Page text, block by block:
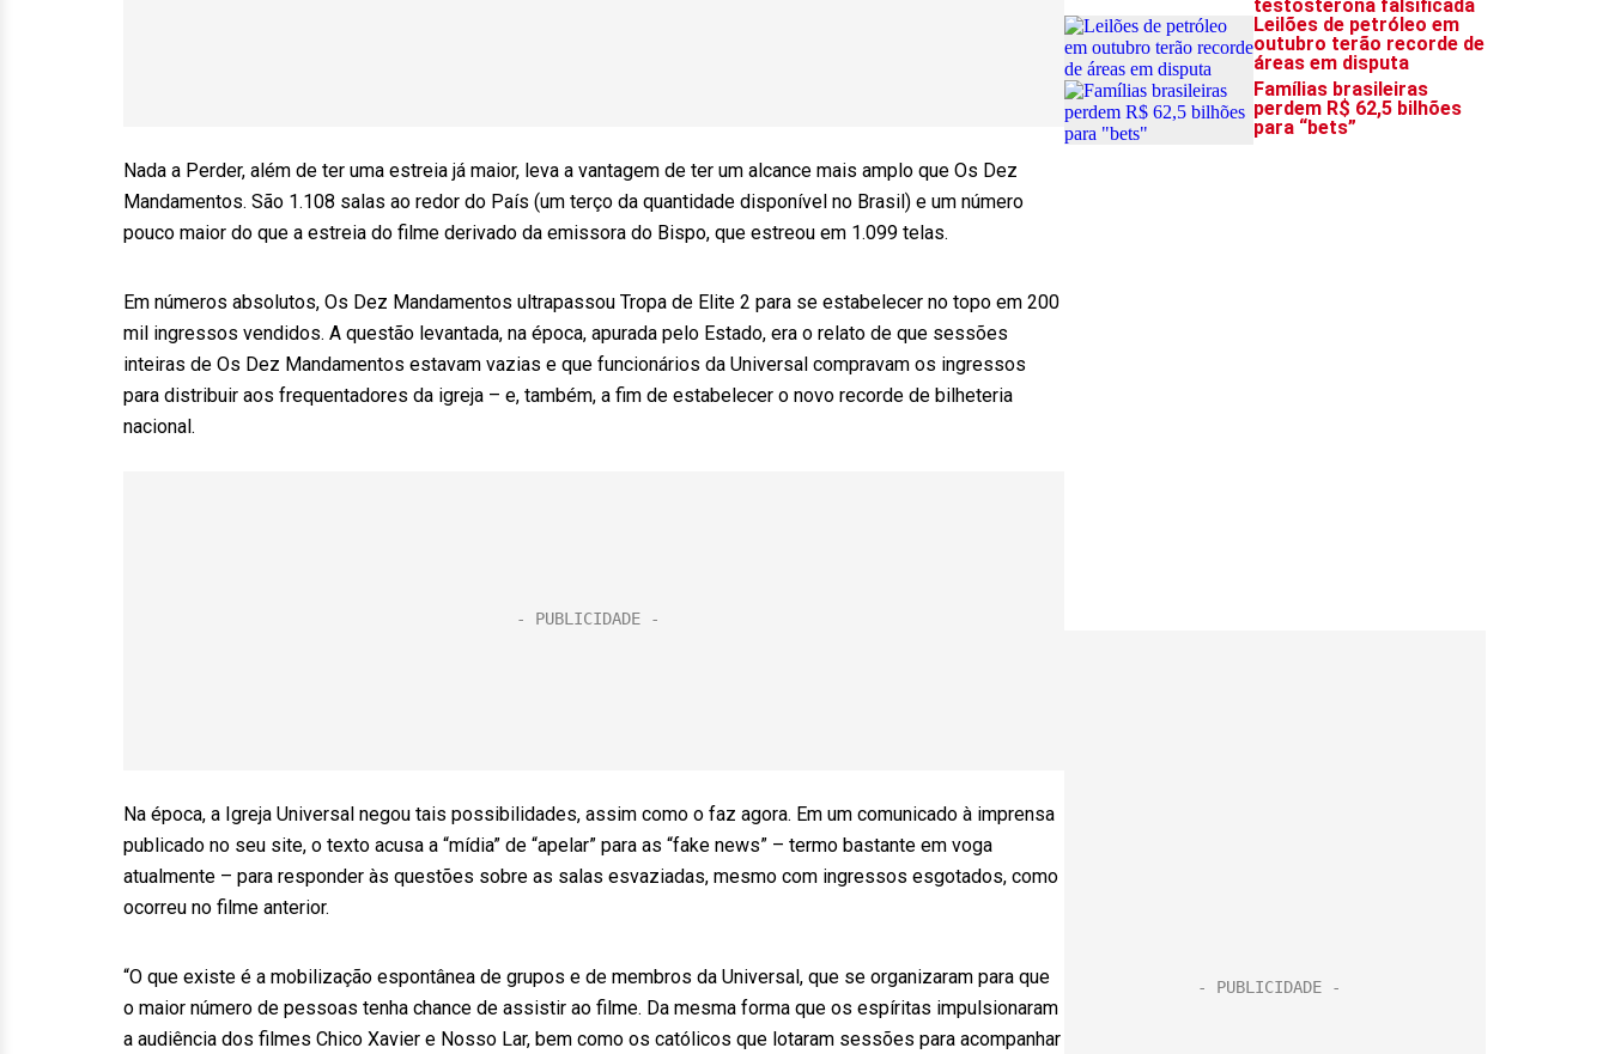
Nada a Perder, além de ter uma estreia já maior, leva a vantagem de ter um alcance mais amplo que Os Dez
Mandamentos. São 1.108 salas ao redor do País (um terço da quantidade disponível no Brasil) e um número
pouco maior do que a estreia do filme derivado da emissora do Bispo, que estreou em 1.099 telas.
Em números absolutos, Os Dez Mandamentos ultrapassou Tropa de Elite 2 para se estabelecer no topo em 200
mil ingressos vendidos. A questão levantada, na época, apurada pelo Estado, era o relato de que sessões
inteiras de Os Dez Mandamentos estavam vazias e que funcionários da Universal compravam os ingressos
para distribuir aos frequentadores da igreja – e, também, a fim de estabelecer o novo recorde de bilheteria
nacional.
Na época, a Igreja Universal negou tais possibilidades, assim como o faz agora. Em um comunicado à imprensa
publicado no seu site, o texto acusa a “mídia” de “apelar” para as “fake news” – termo bastante em voga
atualmente – para responder às questões sobre as salas esvaziadas, mesmo com ingressos esgotados, como
ocorreu no filme anterior.
“O que existe é a mobilização espontânea de grupos e de membros da Universal, que se organizaram para que
o maior número de pessoas tenha chance de assistir ao filme. Da mesma forma que os espíritas impulsionaram
a audiência dos filmes Chico Xavier e Nosso Lar, bem como os católicos que lotaram sessões para acompanhar